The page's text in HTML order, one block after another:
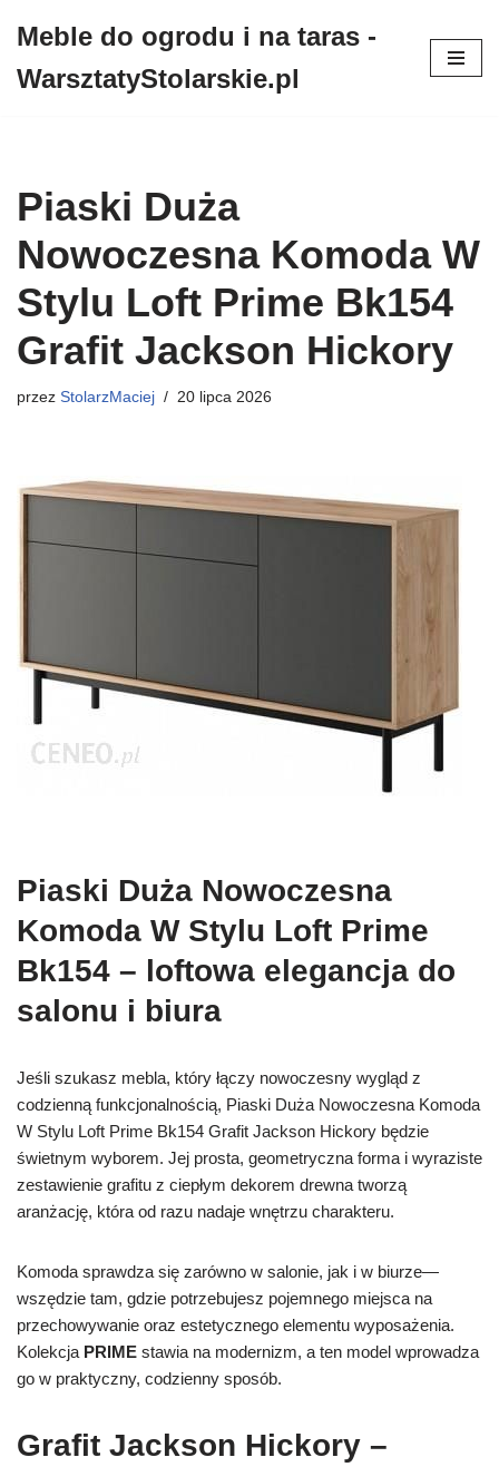
do
Meble do ogrodu i na taras -
WarsztatyStolarskie.pl
Piaski Duża
Nowoczesna Komoda W
Stylu Loft Prime Bk154
Grafit Jackson Hickory
przez StolarzMaciej 20 lipca 2026
Piaski Duża Nowoczesna
Komoda W Stylu Loft Prime
Bk154 – loftowa elegancja do
salonu i biura
Jeśli szukasz mebla, który łączy nowoczesny wygląd z
codzienną funkcjonalnością, Piaski Duża Nowoczesna Komoda
W Stylu Loft Prime Bk154 Grafit Jackson Hickory będzie
świetnym wyborem. Jej prosta, geometryczna forma i wyraziste
zestawienie grafitu z ciepłym dekorem drewna tworzą
aranżację, która od razu nadaje wnętrzu charakteru.
Komoda sprawdza się zarówno w salonie, jak i w biurze—
wszędzie tam, gdzie potrzebujesz pojemnego miejsca na
przechowywanie oraz estetycznego elementu wyposażenia.
Kolekcja PRIME stawia na modernizm, a ten model wprowadza
go w praktyczny, codzienny sposób.
Grafit Jackson Hickory –